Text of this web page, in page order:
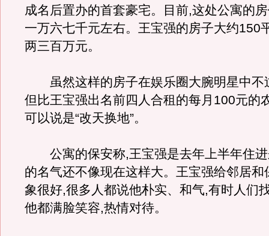
成名后置办的首套豪宅。目前,这处公寓的
一万六七千元左右。王宝强的房子大约150
两三百万元。
虽然这样的房子在娱乐圈大腕明星中不
但比王宝强出名前四人合租的每月100元的
可以说是“改天换地”。
公寓的保安称,王宝强是去年上半年住进
的名气还不像现在这样大。王宝强给邻居和
象很好,很多人都说他朴实、和气,有时人们
他都满脸笑容,热情对待。